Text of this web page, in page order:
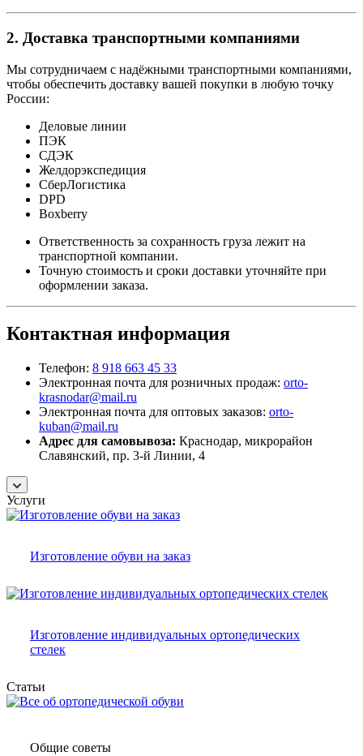
2. Доставка транспортными компаниями
Мы сотрудничаем с надёжными транспортными компаниями,
чтобы обеспечить доставку вашей покупки в любую точку
России:
Деловые линии
ПЭК
СДЭК
Желдорэкспедиция
СберЛогистика
DPD
Boxberry
Ответственность за сохранность груза лежит на
транспортной компании.
Точную стоимость и сроки доставки уточняйте при
оформлении заказа.
Контактная информация
Телефон: 8 918 663 45 33
Электронная почта для розничных продаж: orto-
krasnodar@mail.ru
Электронная почта для оптовых заказов: orto-
kuban@mail.ru
Адрес для самовывоза: Краснодар, микрорайон
Славянский, пр. 3-й Линии, 4
Услуги
Изготовление обуви на заказ
Изготовление индивидуальных ортопедических
стелек
Статьи
Общие советы